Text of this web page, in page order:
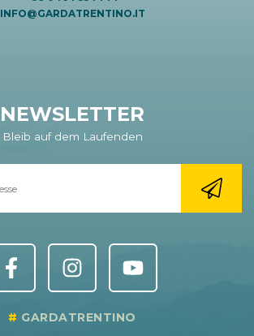
INFO@GARDATRENTINO.IT
NEWSLETTER
Bleib auf dem Laufenden
GARDATRENTINO